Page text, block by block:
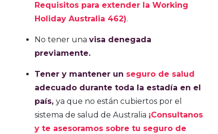
Requisitos para extender la Working
Holiday Australia 462).
No tener una visa denegada
previamente.
Tener y mantener un seguro de salud
adecuado durante toda la estadía en el
país, ya que no están cubiertos por el
sistema de salud de Australia ¡Consultanos
y te asesoramos sobre tu seguro de